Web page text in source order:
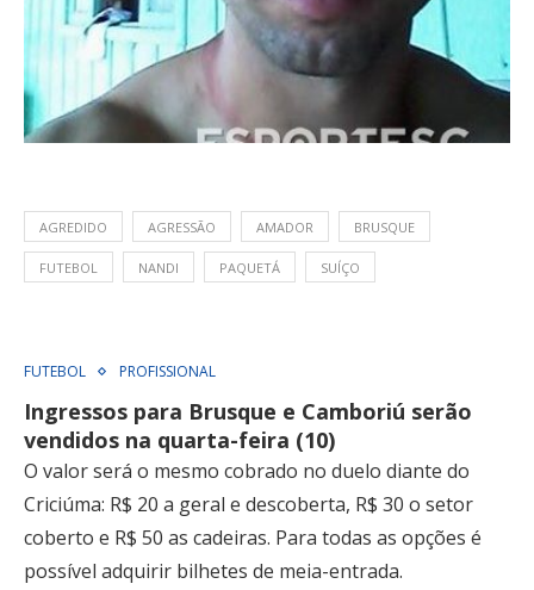
AGREDIDO AGRESSÃO AMADOR BRUSQUE
FUTEBOL NANDI PAQUETÁ SUÍÇO
FUTEBOL PROFISSIONAL
Ingressos para Brusque e Camboriú serão
vendidos na quarta-feira (10)
O valor será o mesmo cobrado no duelo diante do
Criciúma: R$ 20 a geral e descoberta, R$ 30 o setor
coberto e R$ 50 as cadeiras. Para todas as opções é
possível adquirir bilhetes de meia-entrada.